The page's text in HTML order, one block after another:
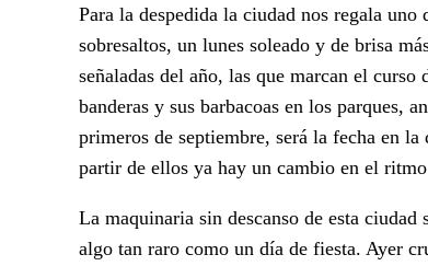
Para la despedida la ciudad nos regala uno
sobresaltos, un lunes soleado y de brisa
señaladas del año, las que marcan el
banderas y sus barbacoas en los parques,
primeros de septiembre, será la fecha en
partir de ellos ya hay un cambio en el
La maquinaria sin descanso de esta
algo tan raro como un día de fiesta. Ayer